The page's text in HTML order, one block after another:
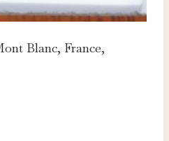
Blanc, France,